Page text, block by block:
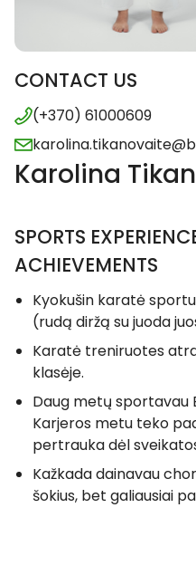
CONTACT US
(+370) 61000609
Karolina
SPORTS
ACHIEVEMENTS
Kyokušin karatė
(rudą diržą su juoda
Karatė treniruotes
klasėje.
Daug metų sportavau
Karjeros metu teko
pertrauka dėl
Kažkada dainavau
šokius, bet galiausiai